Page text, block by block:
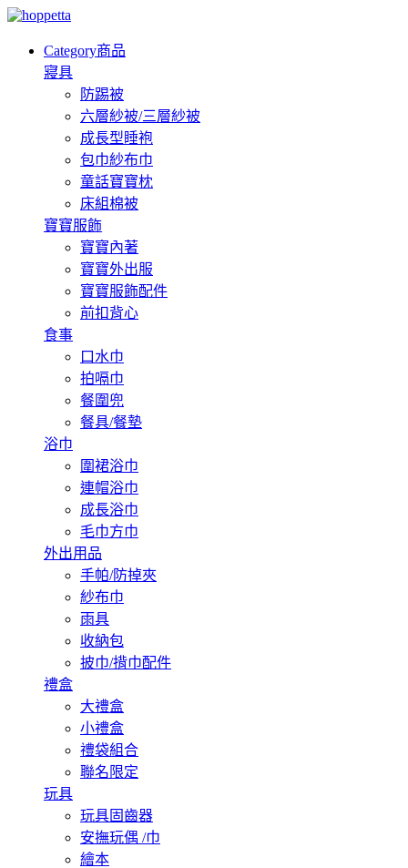
Category商品
寢具
防踢被
六層紗被/三層紗被
成長型睡袍
包巾紗布巾
童話寶寶枕
床組棉被
寶寶服飾
寶寶內著
寶寶外出服
寶寶服飾配件
前扣背心
食事
口水巾
拍嗝巾
餐圍兜
餐具/餐墊
浴巾
圍裙浴巾
連帽浴巾
成長浴巾
毛巾方巾
外出用品
手帕/防掉夾
紗布巾
雨具
收納包
披巾/揹巾配件
禮盒
大禮盒
小禮盒
禮袋組合
聯名限定
玩具
玩具固齒器
安撫玩偶 /巾
繪本